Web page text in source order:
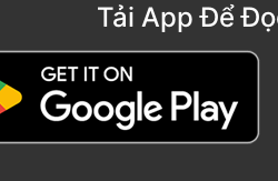
Tải App Để